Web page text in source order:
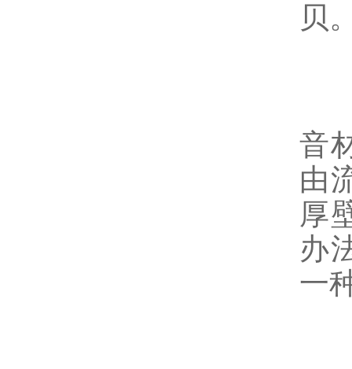
贝
音
由
厚
办
一